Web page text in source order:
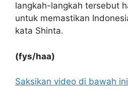
langkah-langkah tersebut
untuk memastikan
kata Shinta.
(fys/haa)
Saksikan video di bawah